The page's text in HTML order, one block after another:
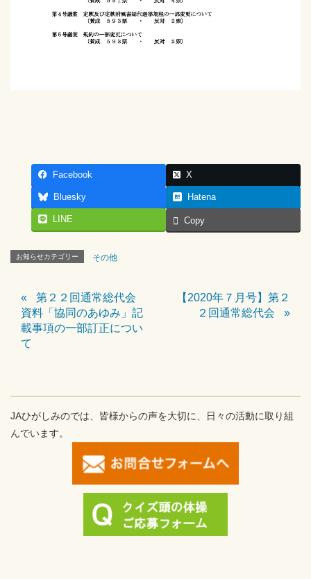
Facebook X
Bluesky Hatena
LINE Copy
お知らせカテゴリー その他
第２２回通常総代会
資料「協同のあゆみ」記
載事項の一部訂正につい
て
【2020年７月号】第２
２回通常総代会
JAひがしみのでは、皆様からの声を大切に、日々の活動に取り組
んでいます。